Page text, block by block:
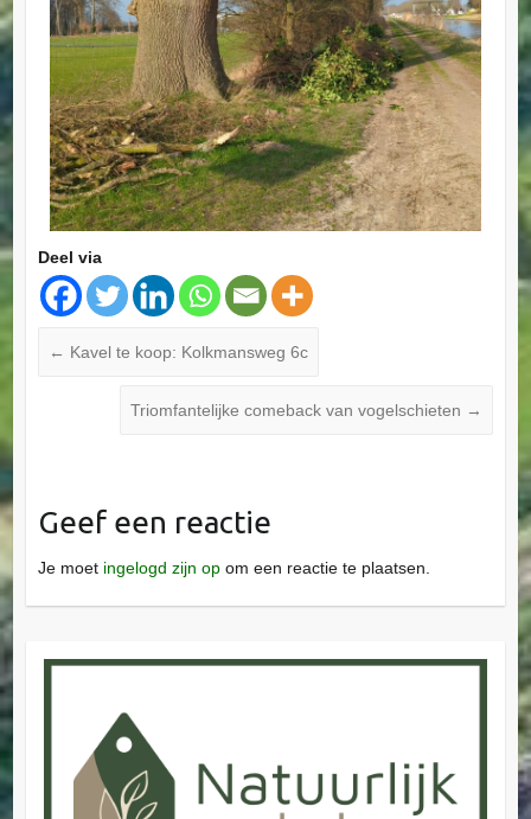
Deel via
← Kavel te koop: Kolkmansweg 6c
Triomfantelijke comeback van vogelschieten →
Geef een reactie
Je moet ingelogd zijn opom een reactie te plaatsen.